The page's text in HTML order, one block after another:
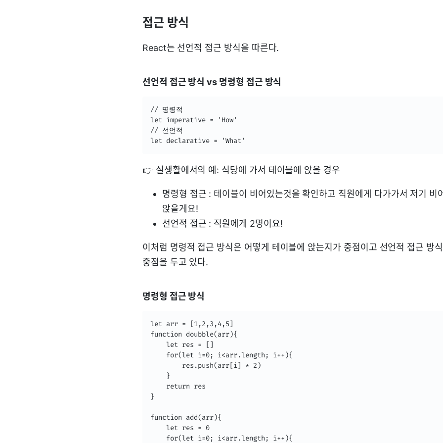
접근 방식
React는 선언적 접근 방식을 따른다.
선언적 접근 방식 vs 명령형 접근 방식
// 명령적
let imperative = 'How'
// 선언적
let declarative = 'What'
👉 실생활에서의 예: 식당에 가서 테이블에 앉을 경우
명령형 접근 : 테이블이 비어있는것을 확인하고 직원에게 다가가서 저기 비
앉을게요!
선언적 접근 : 직원에게 2명이요!
이처럼 명령적 접근 방식은 어떻게 테이블에 앉는지가 중점이고 선언적 접근 방
중점을 두고 있다.
명령형 접근 방식
let arr = [1,2,3,4,5]
function doubble(arr){
    }
    return res
}
function add(arr){
    for(let i=0; i<arr.length; i++){